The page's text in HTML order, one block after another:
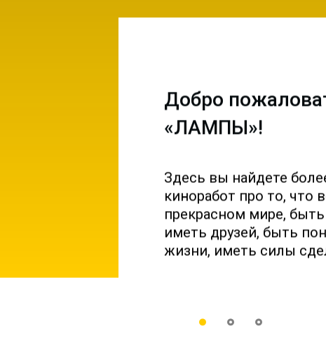
Добро
«ЛАМПЫ»!
Здесь вы найдете
киноработ про то, что
прекрасном мире,
иметь друзей, быть
жизни, иметь силы